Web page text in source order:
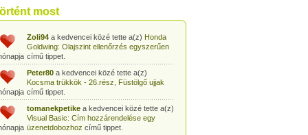
most
Egyszerű kártyatrükk: STOP!
Zoli94a kedvencei közé tette a(z) Honda
Goldwing: Olajszint ellenőrzés egyszerűen
című tippet.
Peter80a kedvencei közé tette a(z)
Kocsma trükkök - 26.rész, Füstölgő ujjak
című tippet.
tomanekpetikea kedvencei közé tette a(z)
Visual Basic: Cím hozzárendelése egy
üzenetdobozhoz című tippet.